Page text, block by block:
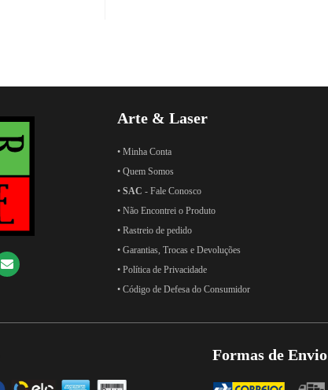
Arte & Laser
• Minha Conta
• Quem Somos
• SAC - Fale Conosco
• Não Encontrei o Produto
• Rastreio de pedido
• Garantias, Trocas e Devoluções
• Política de Privacidade
• Código de Defesa do Consumidor
Formas de Envio